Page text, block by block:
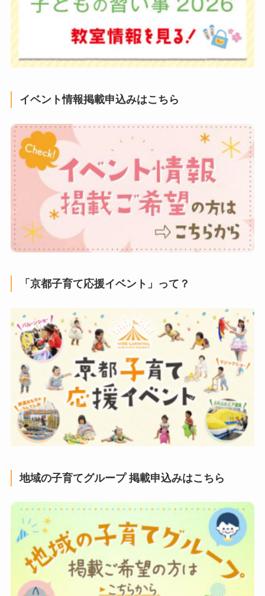
イベント情報掲載申込みはこちら
「京都子育て応援イベント」って？
地域の子育てグループ 掲載申込みはこちら